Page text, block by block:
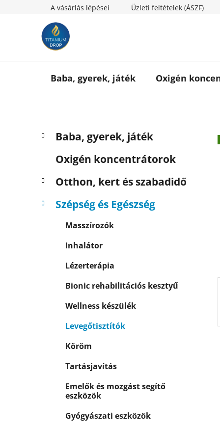
tartalomhoz
A vásárlás lépései Üzleti feltételek (ÁSZF)
Baba, gyerek, játék Oxigén
O
l
ó
Kategóriák
átugrása
K
a
ó
i
Baba, gyerek, játék
Oxigén koncentrátorok
Otthon, kert és szabadidő
Szépség és Egészség
Masszírozók
Inhalátor
Lézerterápia
Bionic rehabilitációs kesztyű
Wellness készülék
Levegőtisztítók
Köröm
Tartásjavítás
Emelők és mozgást segítő
eszközök
Gyógyászati eszközök